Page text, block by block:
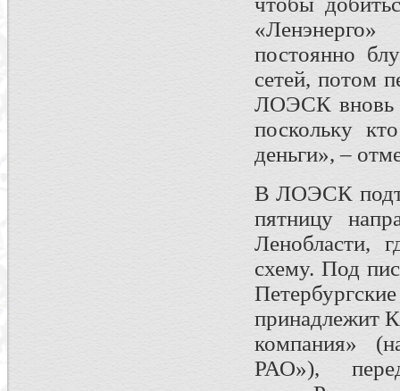
постоянно
сетей, потом
ЛОЭСК вновь
поскольку
деньги», –
В ЛОЭСК
пятницу
Ленобласти,
схему. Под
принадлежит
компания»
РАО»),